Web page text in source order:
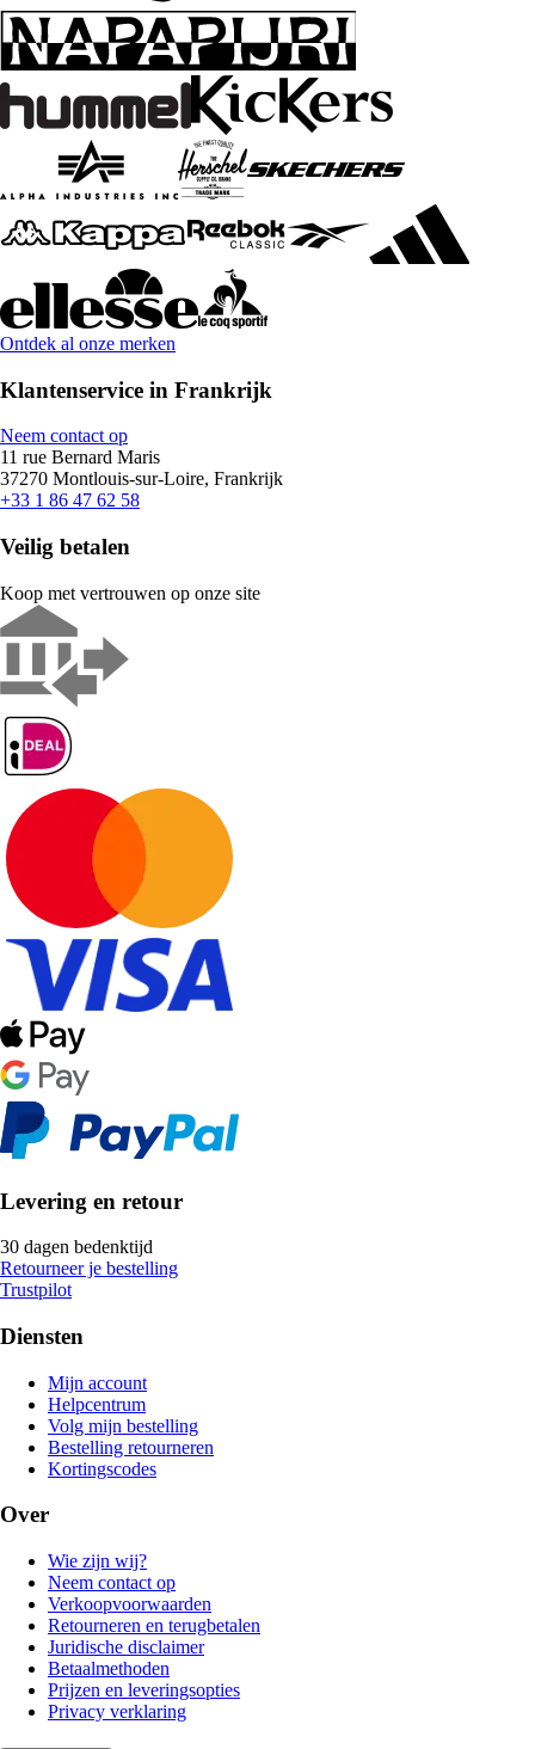
Ontdek al onze merken
Klantenservice in Frankrijk
Neem contact op
11 rue Bernard Maris
37270 Montlouis-sur-Loire, Frankrijk
+33 1 86 47 62 58
Veilig betalen
Koop met vertrouwen op onze site
Levering en retour
30 dagen bedenktijd
Retourneer je bestelling
Trustpilot
Diensten
Mijn account
Helpcentrum
Volg mijn bestelling
Bestelling retourneren
Kortingscodes
Over
Wie zijn wij?
Neem contact op
Verkoopvoorwaarden
Retourneren en terugbetalen
Juridische disclaimer
Betaalmethoden
Prijzen en leveringsopties
Privacy verklaring